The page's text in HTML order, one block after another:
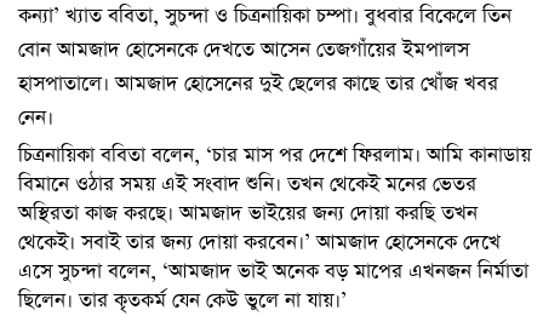
কন্যা’ খ্যাত ববিতা, সুচন্দা ও চিত্রনায়িকা চম্পা। বুধবার বিকেলে তিন
বোন আমজাদ হোসেনকে দেখতে আসেন তেজগাঁয়ের ইমপালস
হাসপাতালে। আমজাদ হোসেনের দুই ছেলের কাছে তার খোঁজ খবর
নেন।
চিত্রনায়িকা ববিতা বলেন, ‘চার মাস পর দেশে ফিরলাম। আমি কানাডায়
বিমানে ওঠার সময় এই সংবাদ শুনি। তখন থেকেই মনের ভেতর
অস্থিরতা কাজ করছে। আমজাদ ভাইয়ের জন্য দোয়া করছি তখন
থেকেই। সবাই তার জন্য দোয়া করবেন।’ আমজাদ হোসেনকে দেখে
এসে সুচন্দা বলেন, ‘আমজাদ ভাই অনেক বড় মাপের এখনজন নির্মাতা
ছিলেন। তার কৃতকর্ম যেন কেউ ভুলে না যায়।’